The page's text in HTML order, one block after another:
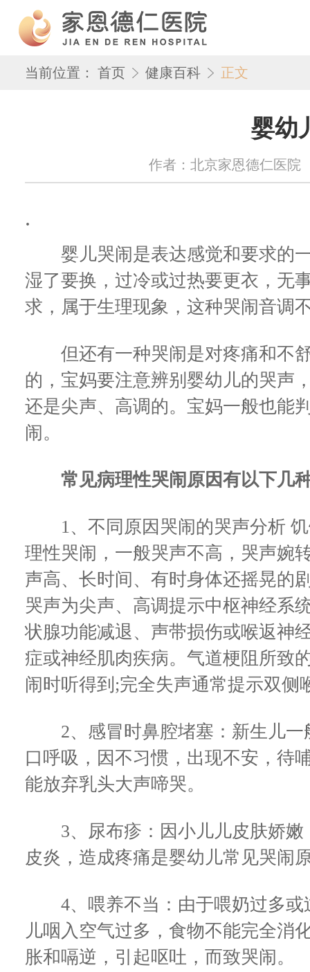
当前位置： 首页 健康百科 正文
婴幼
作者：北京家恩德仁医院
.
婴儿哭闹是表达感觉和要求的一
湿了要换，过冷或过热要更衣，无
求，属于生理现象，这种哭闹音调
但还有一种哭闹是对疼痛和不舒
的，宝妈要注意辨别婴幼儿的哭声
还是尖声、高调的。宝妈一般也能
闹。
常见病理性哭闹原因有以下几
1、不同原因哭闹的哭声分析 饥
理性哭闹，一般哭声不高，哭声婉
声高、长时间、有时身体还摇晃的
哭声为尖声、高调提示中枢神经系
状腺功能减退、声带损伤或喉返神
症或神经肌肉疾病。气道梗阻所致
闹时听得到;完全失声通常提示双侧
2、感冒时鼻腔堵塞：新生儿一
口呼吸，因不习惯，出现不安，待
能放弃乳头大声啼哭。
3、尿布疹：因小儿儿皮肤娇嫩
皮炎，造成疼痛是婴幼儿常见哭闹
4、喂养不当：由于喂奶过多或
儿咽入空气过多，食物不能完全消
胀和嗝逆，引起呕吐，而致哭闹。